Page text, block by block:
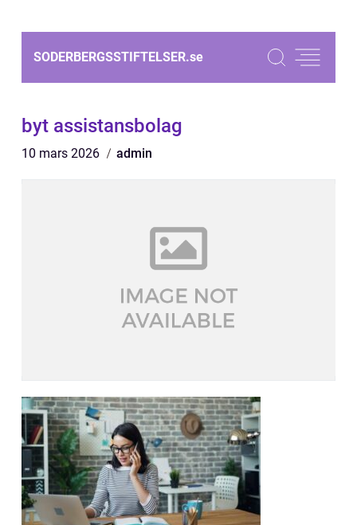
SODERBERGSSTIFTELSER.se
byt assistansbolag
10 mars 2026 admin